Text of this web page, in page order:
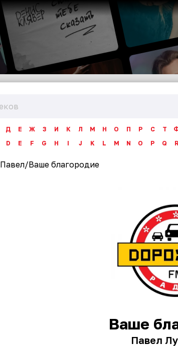
Д Е Ж З И К Л М Н О П Р С Т
D E F G H I J K L M N O P Q R
Павел/Ваше благородие
Ваше
Павел